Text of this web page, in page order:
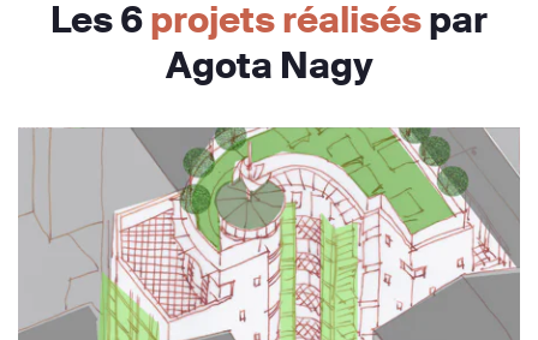
Les 6projets réaliséspar
Agota Nagy